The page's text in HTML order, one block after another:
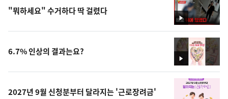
영
상
"뭐하세요" 수거하다 딱 걸렸다
영
상
6.7% 인상의 결과는요?
2027년 9월 신청분부터 달라지는 '근로장려금'